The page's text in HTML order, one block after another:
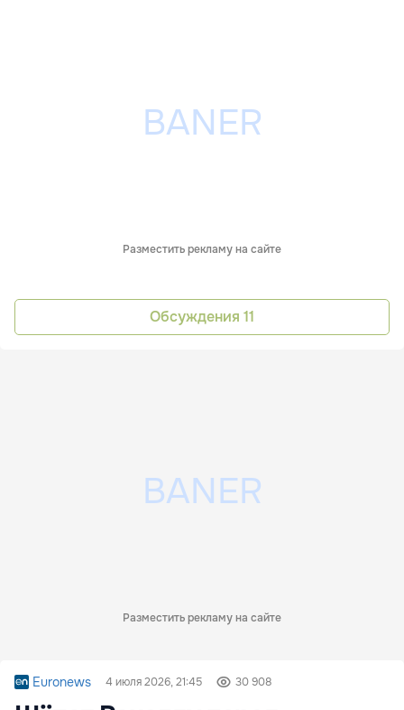
Разместить рекламу на сайте
Обсуждения 11
Разместить рекламу на сайте
Euronews 4 июля 2026, 21:45 30 908